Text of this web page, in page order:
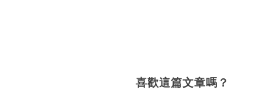
喜歡這篇文章嗎？